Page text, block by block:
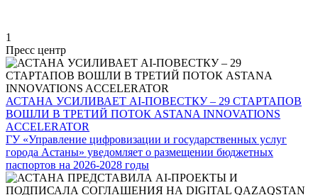
1
Пресс центр
АСТАНА УСИЛИВАЕТ AI-ПОВЕСТКУ – 29 СТАРТАПОВ
ВОШЛИ В ТРЕТИЙ ПОТОК ASTANA INNOVATIONS
ACCELERATOR
ГУ «Управление цифровизации и государственных услуг
города Астаны» уведомляет о размещении бюджетных
паспортов на 2026-2028 годы